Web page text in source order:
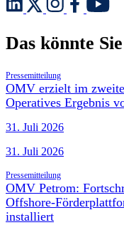
Das könnte
Pressemitteilung
OMV erzielt im
Operatives Ergebnis
31. Juli 2026
31. Juli 2026
Pressemitteilung
OMV Petrom:
Offshore-
installiert